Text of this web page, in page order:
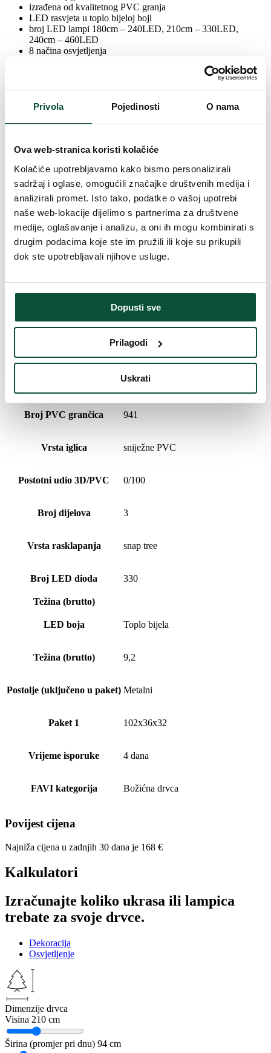
Privola Pojedinosti O nama
Ova web-stranica koristi kolačiće
Kolačiće upotrebljavamo kako bismo personalizirali
sadržaj i oglase, omogućili značajke društvenih medija i
analizirali promet. Isto tako, podatke o vašoj upotrebi
naše web-lokacije dijelimo s partnerima za društvene
medije, oglašavanje i analizu, a oni ih mogu kombinirati s
drugim podacima koje ste im pružili ili koje su prikupili
dok ste upotrebljavali njihove usluge.
Dopusti sve
Prilagodi
Uskrati
izrađena od kvalitetnog PVC granja
LED rasvjeta u toplo bijeloj boji
broj LED lampi 180cm – 240LED, 210cm – 330LED,
240cm – 460LED
8 načina osvjetljenja
pogodan za sve božićne ukrase
u pakiranju je stabilan metalni stalak
Parametri proizvoda
Visina (sa postoljem) 210 cm
Širina 94cm
Ukupan broj grančica
Broj načina osvjetljenja 8
0
Gusto
Broj PVC grančica 941
Vrsta iglica sniježne PVC
Postotni udio 3D/PVC 0/100
Broj dijelova 3
Vrsta rasklapanja snap tree
Broj LED dioda 330
Težina (brutto)
LED boja Toplo bijela
Težina (brutto) 9,2
Postolje (uključeno u paket) Metalni
Paket 1 102x36x32
Vrijeme isporuke 4 dana
FAVI kategorija Božićna drvca
Povijest cijena
Najniža cijena u zadnjih 30 dana je 168 €
Kalkulatori
Izračunajte koliko ukrasa ili lampica
trebate za svoje drvce.
Dekoracija
Osvjetljenje
Dimenzije drvca
Visina 210 cm
Širina (promjer pri dnu) 94 cm